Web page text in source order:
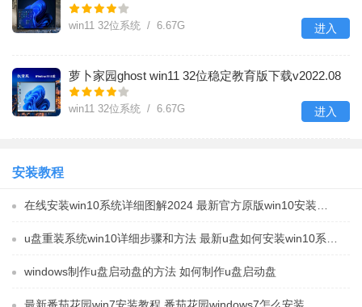
win11 32位系统 / 6.67G 进入
萝卜家园ghost win11 32位稳定教育版下载v2022.08
win11 32位系统 / 6.67G 进入
安装教程
windows制作u盘启动盘的方法 如何制作u盘启动盘
最新番茄花园win7安装教程 番茄花园windows7怎么安装